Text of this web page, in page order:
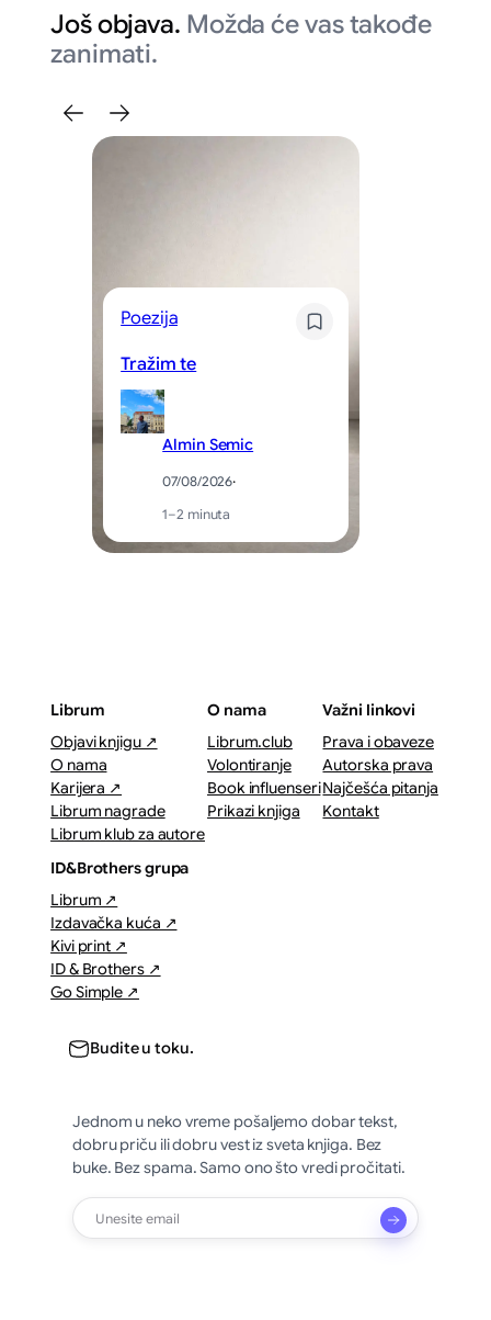
Još objava. Možda će vas takođe
zanimati.
Poezija
Tražim te
Almin Semic
07/08/2026·
1–2 minuta
Librum
Objavi knjigu ↗
O nama
Karijera ↗
Librum nagrade
Librum klub za autore
O nama
Librum.club
Volontiranje
Book influenseri
Prikazi knjiga
Važni linkovi
Prava i obaveze
Autorska prava
Najčešća pitanja
Kontakt
ID&Brothers grupa
Librum ↗
Izdavačka kuća ↗
Kivi print ↗
ID & Brothers ↗
Go Simple ↗
Budite u toku.
Jednom u neko vreme pošaljemo dobar tekst,
dobru priču ili dobru vest iz sveta knjiga. Bez
buke. Bez spama. Samo ono što vredi pročitati.